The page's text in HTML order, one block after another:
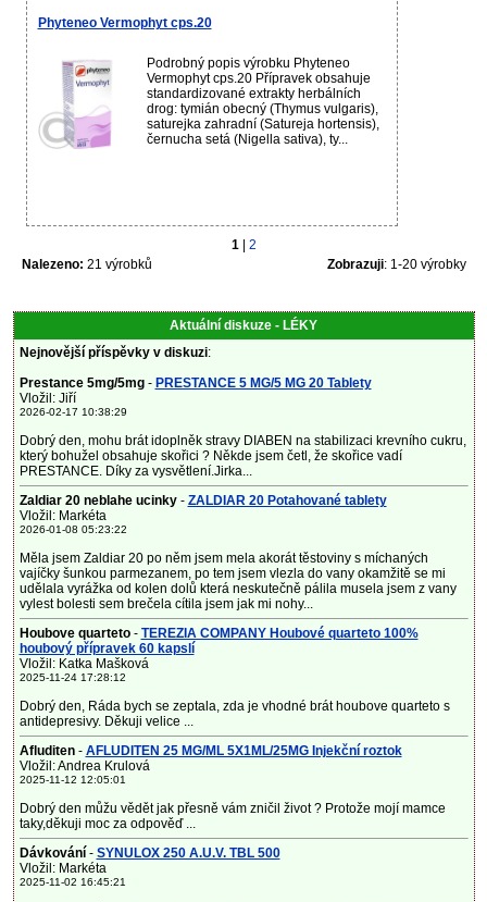
Phyteneo Vermophyt cps.20
Podrobný popis výrobku Phyteneo
Vermophyt cps.20 Přípravek obsahuje
standardizované extrakty herbálních
drog: tymián obecný (Thymus vulgaris),
saturejka zahradní (Satureja hortensis),
černucha setá (Nigella sativa), ty...
1
2
Nalezeno: 21 výrobků Zobrazuji: 1-20 výrobky
Aktuální diskuze - LÉKY
Nejnovější příspěvky v diskuzi:
Prestance 5mg/5mg- PRESTANCE 5 MG/5 MG 20 Tablety
Vložil: Jiří
2026-02-17 10:38:29
Dobrý den, mohu brát idoplněk stravy DIABEN na stabilizaci krevního cukru,
který bohužel obsahuje skořici ? Někde jsem četl, že skořice vadí
PRESTANCE. Díky za vysvětlení.Jirka...
Zaldiar 20 neblahe ucinky- ZALDIAR 20 Potahované tablety
Vložil: Markéta
2026-01-08 05:23:22
Měla jsem Zaldiar 20 po něm jsem mela akorát těstoviny s míchaných
vajíčky šunkou parmezanem, po tem jsem vlezla do vany okamžitě se mi
udělala vyrážka od kolen dolů která neskutečně pálila musela jsem z vany
vylest bolesti sem brečela cítila jsem jak mi nohy...
Houbove quarteto- TEREZIA COMPANY Houbové quarteto 100%
houbový přípravek 60 kapslí
Vložil: Katka Mašková
2025-11-24 17:28:12
Dobrý den, Ráda bych se zeptala, zda je vhodné brát houbove quarteto s
antidepresivy. Děkuji velice ...
Afluditen- AFLUDITEN 25 MG/ML 5X1ML/25MG Injekční roztok
Vložil: Andrea Krulová
2025-11-12 12:05:01
Dobrý den můžu vědět jak přesně vám zničil život ? Protože mojí mamce
taky,děkuji moc za odpověď ...
Dávkování - SYNULOX 250 A.U.V. TBL 500
Vložil: Markéta
2025-11-02 16:45:21